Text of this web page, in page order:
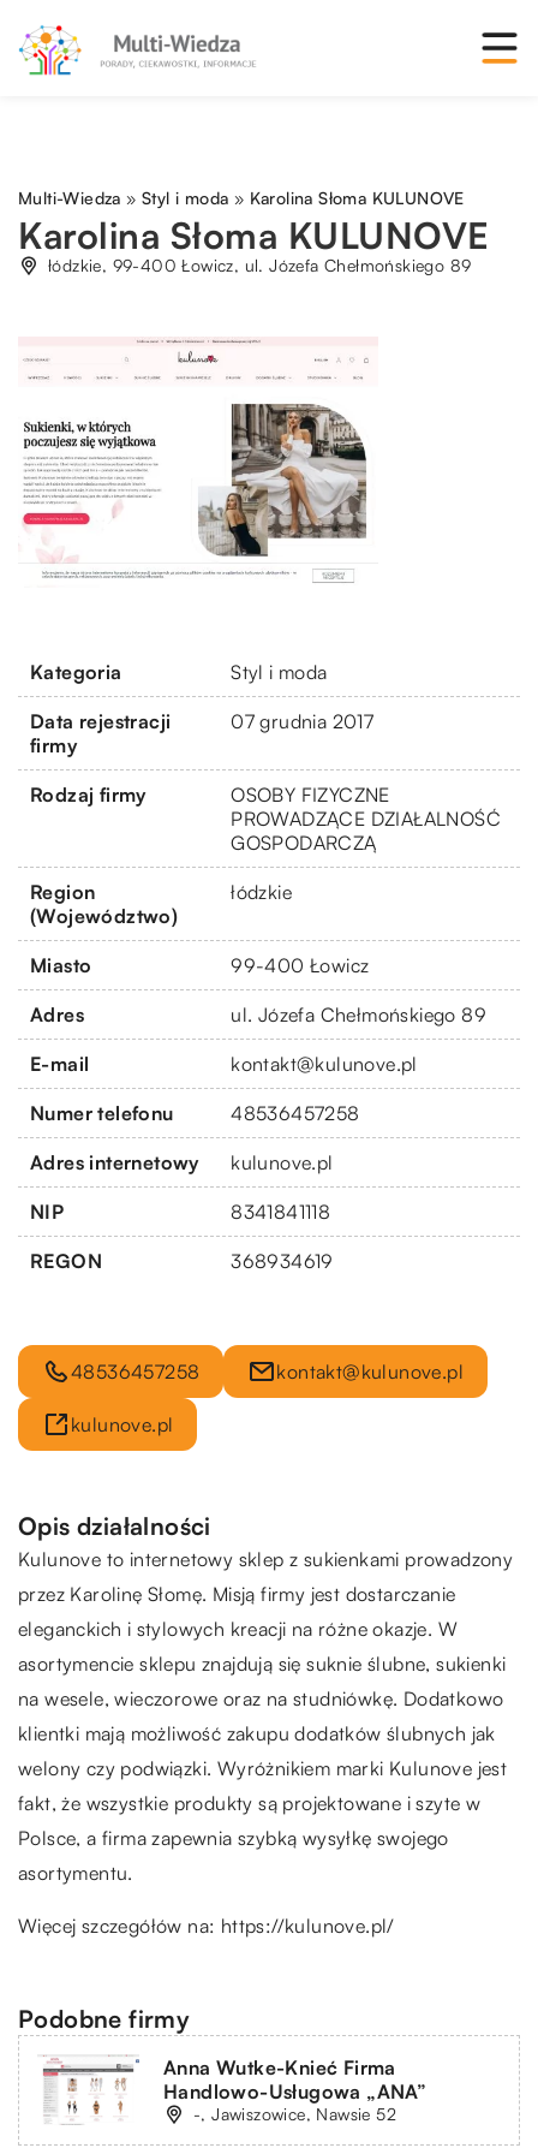
Multi-Wiedza »Styl i moda » Karolina Słoma KULUNOVE
Karolina Słoma KULUNOVE
łódzkie, 99-400 Łowicz, ul. Józefa Chełmońskiego 89
Kategoria Styl i moda
Data rejestracji
firmy
07 grudnia 2017
Rodzaj firmy
OSOBY FIZYCZNE
PROWADZĄCE DZIAŁALNOŚĆ
GOSPODARCZĄ
Region
(Województwo)
łódzkie
Miasto 99-400 Łowicz
Adres ul. Józefa Chełmońskiego 89
E-mail kontakt@kulunove.pl
Numer telefonu 48536457258
Adres internetowy kulunove.pl
NIP 8341841118
REGON 368934619
48536457258 kontakt@kulunove.pl
kulunove.pl
Opis działalności
Kulunove to internetowy sklep z sukienkami prowadzony
przez Karolinę Słomę. Misją firmy jest dostarczanie
eleganckich i stylowych kreacji na różne okazje. W
asortymencie sklepu znajdują się suknie ślubne, sukienki
na wesele, wieczorowe oraz na studniówkę. Dodatkowo
klientki mają możliwość zakupu dodatków ślubnych jak
welony czy podwiązki. Wyróżnikiem marki Kulunove jest
fakt, że wszystkie produkty są projektowane i szyte w
Polsce, a firma zapewnia szybką wysyłkę swojego
asortymentu.
Więcej szczegółów na: https://kulunove.pl/
Podobne firmy
Anna Wutke-Knieć Firma
Handlowo-Usługowa „ANA”
-, Jawiszowice, Nawsie 52